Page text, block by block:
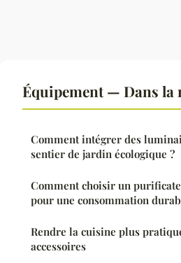
Équipement — Dans la
Comment intégrer des
sentier de jardin écologique ?
Comment choisir un
pour une consommation
Rendre la cuisine plus
accessoires